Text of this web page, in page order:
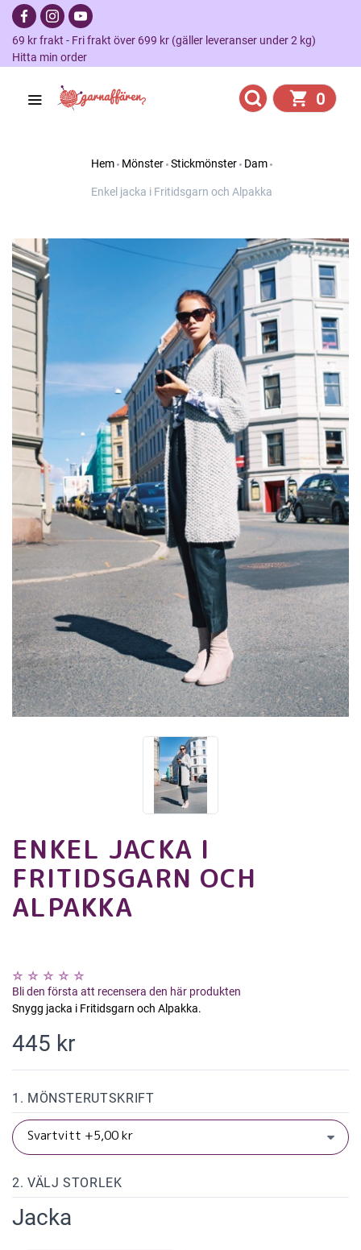
69 kr frakt - Fri frakt över 699 kr (gäller leveranser under 2 kg)
Hitta min order
0
Hem Mönster Stickmönster Dam
Enkel jacka i Fritidsgarn och Alpakka
ENKEL JACKA I
FRITIDSGARN OCH
ALPAKKA
Bli den första att recensera den här produkten
Snygg jacka i Fritidsgarn och Alpakka.
445 kr
1. MÖNSTERUTSKRIFT
2. VÄLJ STORLEK
Jacka